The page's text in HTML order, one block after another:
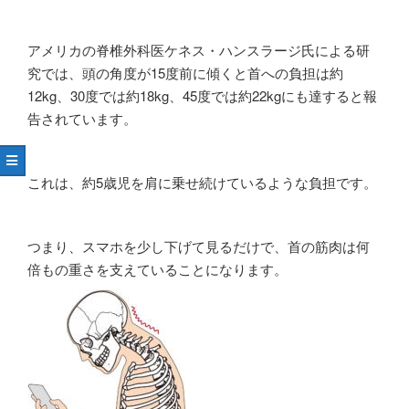
アメリカの脊椎外科医ケネス・ハンスラージ氏による研
究では、頭の角度が15度前に傾くと首への負担は約
12kg、30度では約18kg、45度では約22kgにも達すると報
告されています。
これは、約5歳児を肩に乗せ続けているような負担です。
つまり、スマホを少し下げて見るだけで、首の筋肉は何
倍もの重さを支えていることになります。